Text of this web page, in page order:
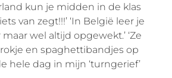
kun je midden in de klas
van zegt!!!’ ‘In België leer je
wel altijd opgewekt.’ ‘Ze
en spaghettibandjes op
hele dag in mijn ‘turngerief’